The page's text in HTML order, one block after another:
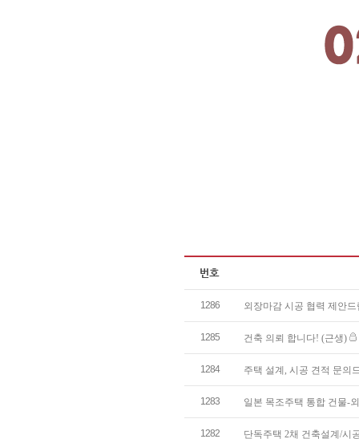
1286 외장마감 시공 협력 제안
1285 건축 의뢰 합니다! (근생)
1284 주택 설계, 시공 견적 문의
1283 일본 목조주택 통합 건물-
1282 단독주택 2채 건축설계/시